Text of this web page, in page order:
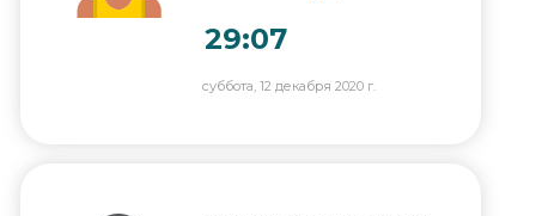
29:07
суббота, 12 декабря 2020 г.